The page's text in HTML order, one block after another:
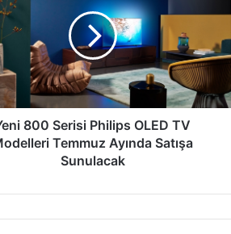
800 Serisi Philips OLED TV
Temmuz Ayında Satışa
Sunulacak